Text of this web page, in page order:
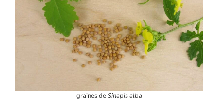
graines deSinapis alba